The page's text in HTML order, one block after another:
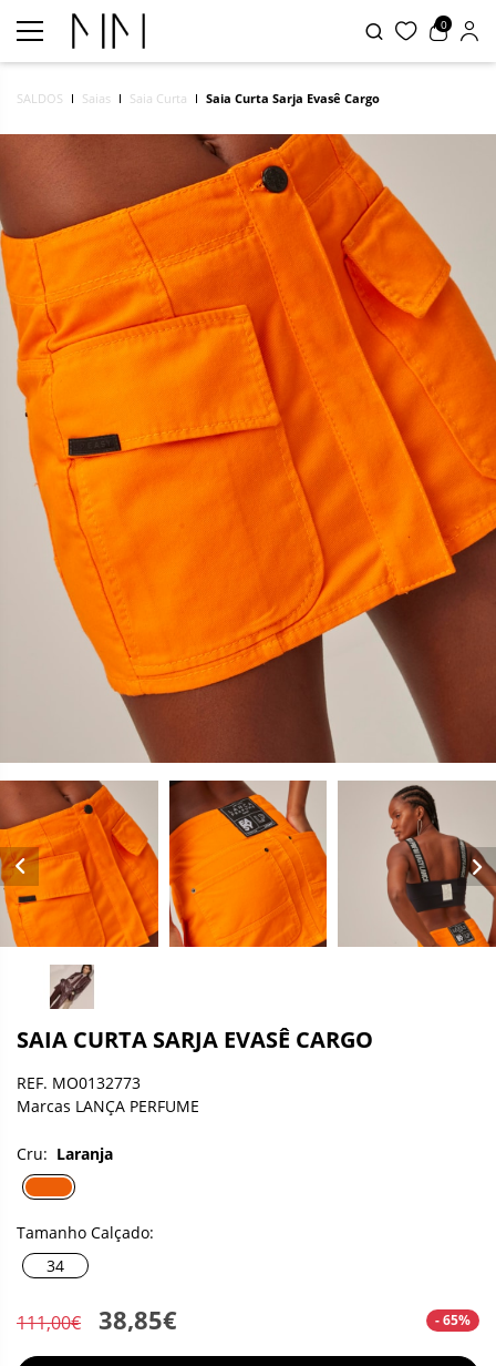
0
SALDOS Saias Saia Curta Saia Curta Sarja Evasê Cargo
SAIA CURTA SARJA EVASÊ CARGO
REF. MO0132773
Marcas LANÇA PERFUME
Cru: Laranja
Tamanho Calçado:
34
111,00€ 38,85€ - 65%